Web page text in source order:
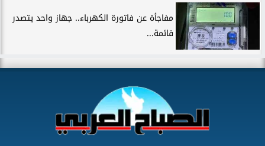
مفاجأة عن فاتورة الكهرباء.. جهاز واحد يتصدر
قائمة...